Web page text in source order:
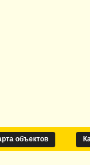
объектов